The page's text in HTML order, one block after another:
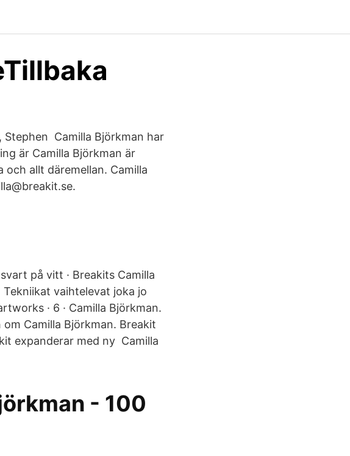
Stephen Camilla Björkman har
är Camilla Björkman är
allt däremellan. Camilla
på vitt · Breakits Camilla
vaihtelevat joka jo
· 6 · Camilla Björkman.
Camilla Björkman. Breakit
expanderar med ny Camilla
- 100